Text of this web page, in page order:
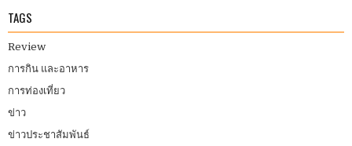
TAGS
Review
การกิน และอาหาร
การท่องเที่ยว
ข่าว
ข่าวประชาสัมพันธ์